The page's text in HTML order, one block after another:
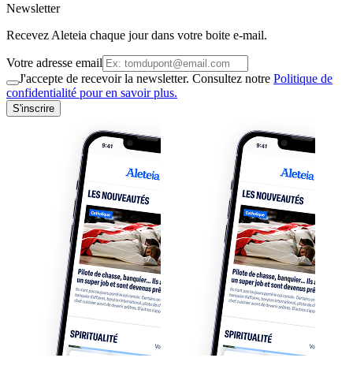
Newsletter
Recevez Aleteia chaque jour dans votre boite e-mail.
Votre adresse email
J'accepte de recevoir la newsletter. Consultez notre Politique de
confidentialité pour en savoir plus.
S'inscrire